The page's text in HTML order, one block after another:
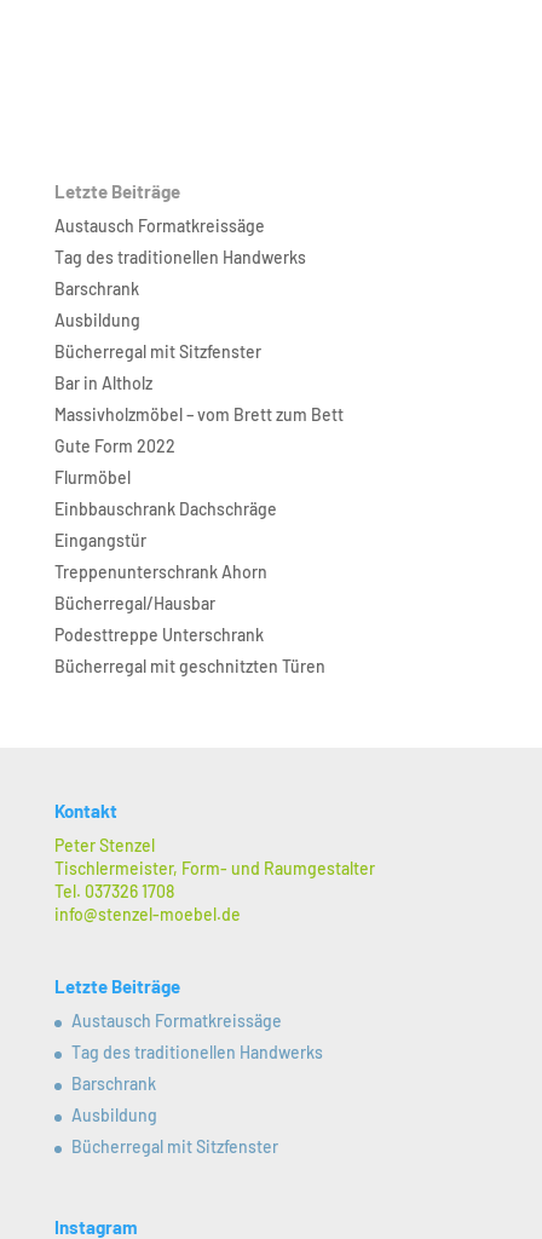
Letzte Beiträge
Austausch Formatkreissäge
Tag des traditionellen Handwerks
Barschrank
Ausbildung
Bücherregal mit Sitzfenster
Bar in Altholz
Massivholzmöbel – vom Brett zum Bett
Gute Form 2022
Flurmöbel
Einbbauschrank Dachschräge
Eingangstür
Treppenunterschrank Ahorn
Bücherregal/Hausbar
Podesttreppe Unterschrank
Bücherregal mit geschnitzten Türen
Kontakt
Peter Stenzel
Tischlermeister, Form- und Raumgestalter
Tel. 037326 1708
info@stenzel-moebel.de
Letzte Beiträge
Austausch Formatkreissäge
Tag des traditionellen Handwerks
Barschrank
Ausbildung
Bücherregal mit Sitzfenster
Instagram